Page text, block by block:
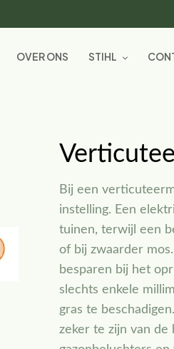
OVER ONS STIHL
Bij een
instelling. Een
tuinen, terwijl een
of bij zwaarder
besparen bij het
slechts enkele
gras te
zeker te zijn van